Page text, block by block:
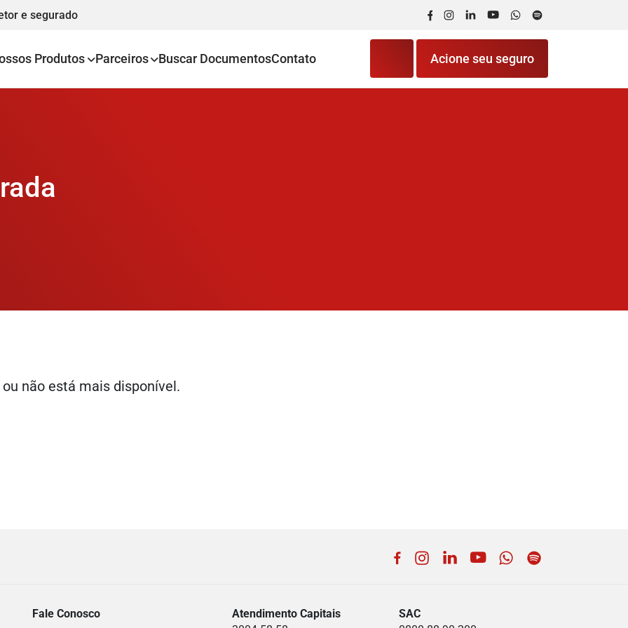
e segurado FacebookInstagram
LinkedInYouTubeWhatsApp
Spotify
Produtos Parceiros Buscar DocumentosContato Acione seu seguro
não está mais disponível.
Facebook
Instagram
LinkedIn
YouTubeWhatsApp
Fale Conosco
Atendimento Capitais
SAC